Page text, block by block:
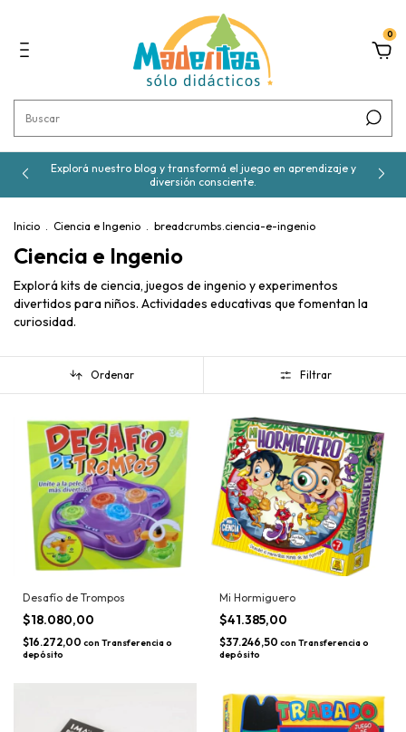
0
Explorá nuestro blog y transformá el juego en aprendizaje y
diversión consciente.
Inicio . Ciencia e Ingenio . breadcrumbs.ciencia-e-ingenio
Ciencia e Ingenio
Explorá kits de ciencia, juegos de ingenio y experimentos
divertidos para niños. Actividades educativas que fomentan la
curiosidad.
Ordenar Filtrar
Desafío de Trompos
$18.080,00
$16.272,00 con Transferencia o
depósito
Mi Hormiguero
$41.385,00
$37.246,50 con Transferencia o
depósito